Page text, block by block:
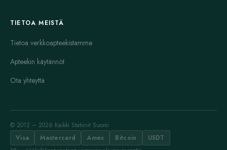
TIETOA MEISTÄ
Tietoa verkkoapteekistamme
Apteekin käytännöt
Ota yhteyttä
© 2012 – 2026 Kaikki Statiinit Suomi
Visa
Mastercard Amex Bitcoin
USDT